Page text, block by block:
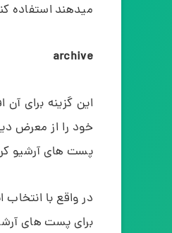
میدهند استفاده
archive
این گزینه برای
پست های آرشیو
در واقع با
برای پست های